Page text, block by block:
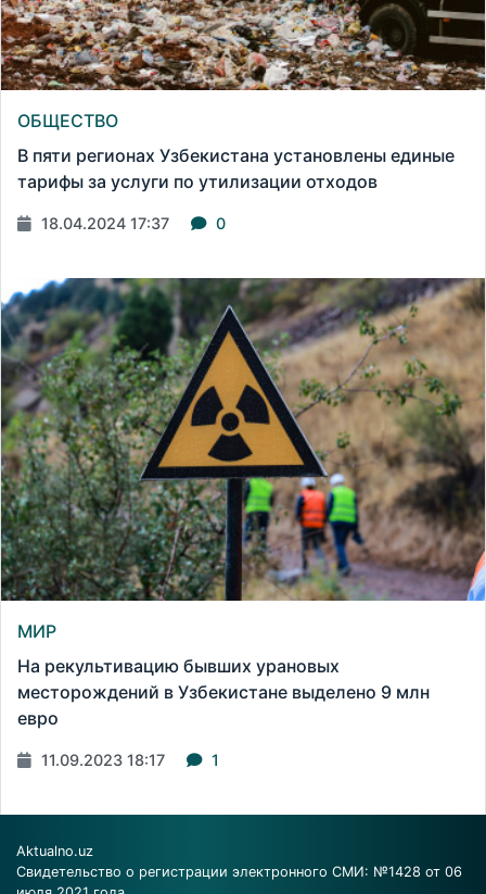
ОБЩЕСТВО
В пяти регионах Узбекистана установлены единые
тарифы за услуги по утилизации отходов
18.04.2024 17:37 0
МИР
На рекультивацию бывших урановых
месторождений в Узбекистане выделено 9 млн
евро
11.09.2023 18:17 1
Aktualno.uz
Свидетельство о регистрации электронного СМИ: №1428 от 06